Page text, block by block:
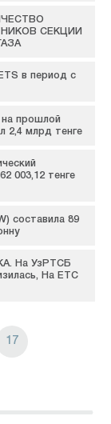
СЕКЦИИ
в период с
на прошлой
2,4 млрд тенге
003,12 тенге
составила 89
На УзРТСБ
На ЕТС
17